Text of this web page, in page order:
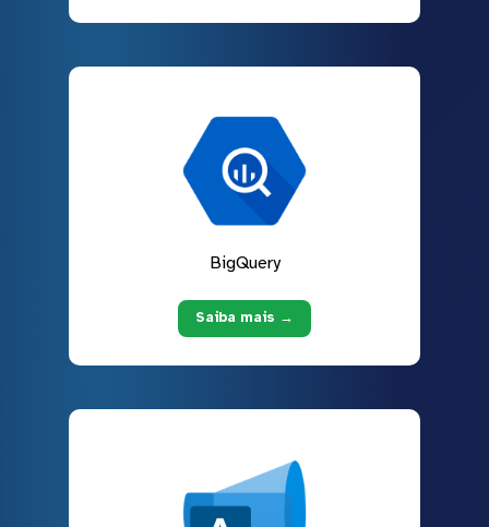
BigQuery
Saiba mais →